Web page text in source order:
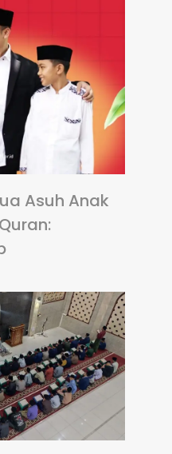
Asuh Anak